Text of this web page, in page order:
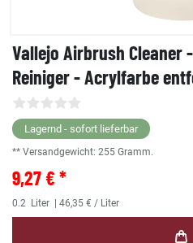
Vallejo Airbrush Cleaner
Reiniger - Acrylfarbe
Lagernd - sofort lieferbar
** Versandgewicht: 255 Gramm.
9,27 € *
0.2 Liter | 46,35 € / Liter